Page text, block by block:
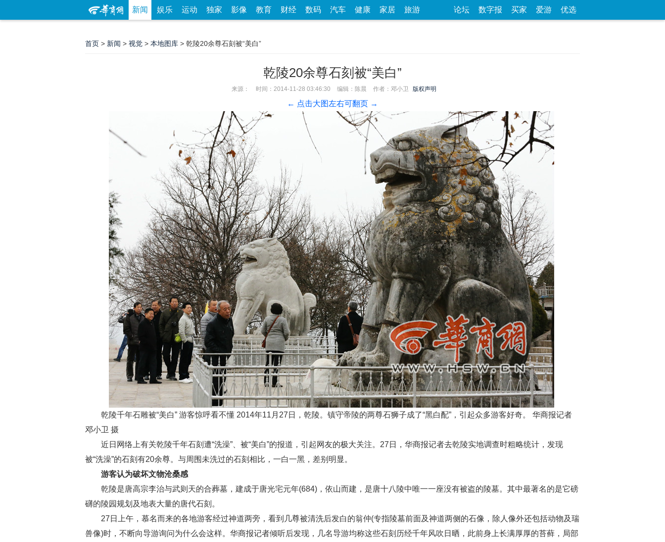
新闻 娱乐 运动 独家 影像 教育 财经 数码 汽车 健康 家居 旅游 论坛 数字报 买家 爱游 优选
首页 > 新闻 > 视觉 > 本地图库 > 乾陵20余尊石刻被“美白”
乾陵20余尊石刻被“美白”
来源： 时间：2014-11-28 03:46:30 编辑：陈晨 作者：邓小卫 版权声明
← 点击大图左右可翻页 →
乾陵千年石雕被“美白” 游客惊呼看不懂 2014年11月27日，乾陵。镇守帝陵的两尊石狮子成了“黑白配”，引起众多游客好奇。 华商报记者
邓小卫 摄
近日网络上有关乾陵千年石刻遭“洗澡”、被“美白”的报道，引起网友的极大关注。27日，华商报记者去乾陵实地调查时粗略统计，发现
被“洗澡”的石刻有20余尊。与周围未洗过的石刻相比，一白一黑，差别明显。
游客认为破坏文物沧桑感
乾陵是唐高宗李治与武则天的合葬墓，建成于唐光宅元年(684)，依山而建，是唐十八陵中唯一一座没有被盗的陵墓。其中最著名的是它磅
礴的陵园规划及地表大量的唐代石刻。
27日上午，慕名而来的各地游客经过神道两旁，看到几尊被清洗后发白的翁仲(专指陵墓前面及神道两侧的石像，除人像外还包括动物及瑞
兽像)时，不断向导游询问为什么会这样。华商报记者倾听后发现，几名导游均称这些石刻历经千年风吹日晒，此前身上长满厚厚的苔藓，局部